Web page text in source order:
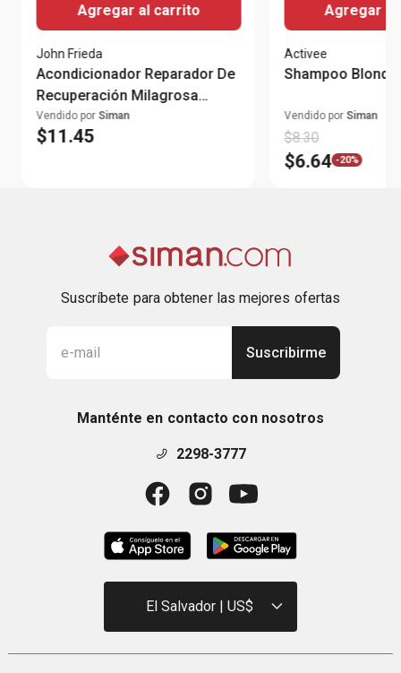
Agregar al carrito
John Frieda
Acondicionador Reparador De
Recuperación Milagrosa
250ml
Vendido por Siman
$11.45
Agregar
Activee
Shampoo Blonde
Vendido por Siman
$8.30
$6.64 -20%
Suscríbete para obtener las mejores ofertas
Suscribirme
Manténte en contacto con nosotros
2298-3777
El Salvador | US$